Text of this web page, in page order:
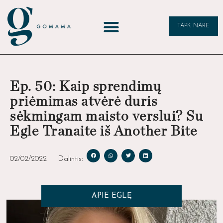
TAPK NARE
Ep. 50: Kaip sprendimų
priėmimas atvėrė duris
sėkmingam maisto verslui? Su
Egle Tranaite iš Another Bite
02/02/2022 Dalintis:
APIE EGLĘ